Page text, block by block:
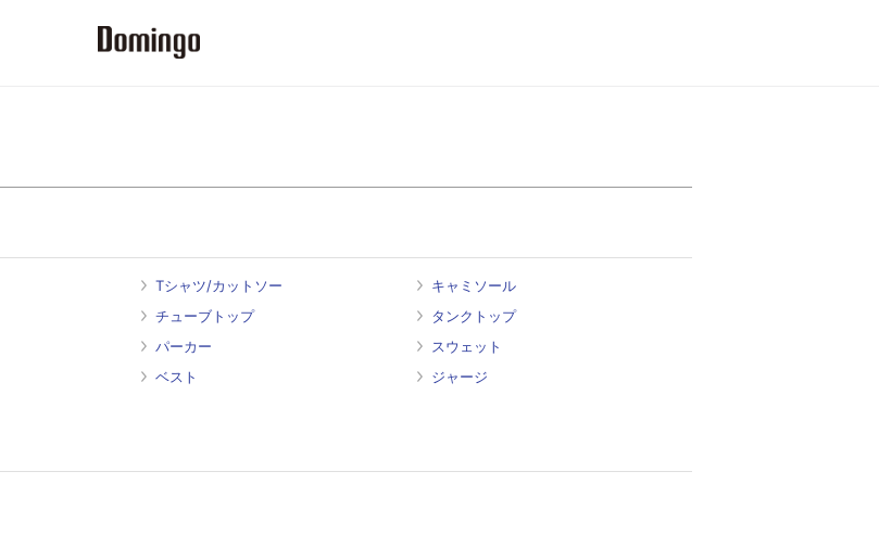
Tシャツ/カットソー
キャミソール
チューブトップ
タンクトップ
パーカー
スウェット
ベスト ジャージ